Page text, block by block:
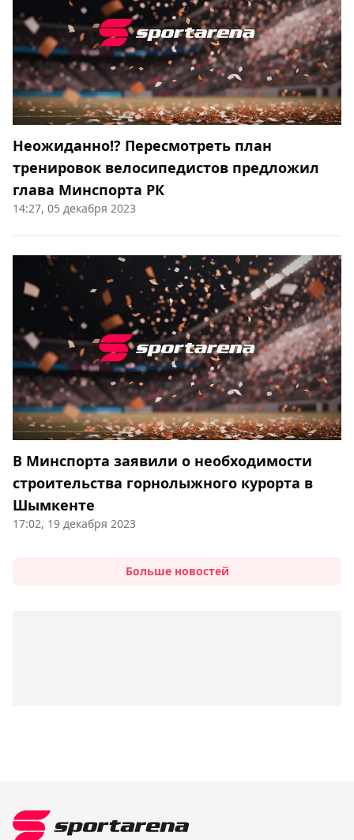
Неожиданно!? Пересмотреть план
тренировок велосипедистов предложил
глава Минспорта РК
14:27, 05 декабря 2023
В Минспорта заявили о необходимости
строительства горнолыжного курорта в
Шымкенте
17:02, 19 декабря 2023
Больше новостей